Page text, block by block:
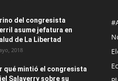
del congresista
asume jefatura en
de La Libertad
2018
qué mintió el congresista
Salaverry sobre su